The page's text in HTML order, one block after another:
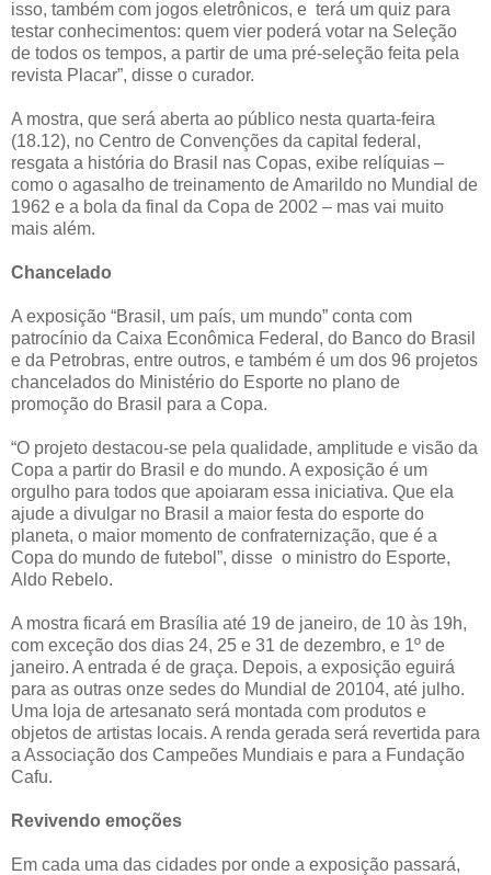
isso, também com jogos eletrônicos, e terá um quiz para
testar conhecimentos: quem vier poderá votar na Seleção
de todos os tempos, a partir de uma pré-seleção feita pela
revista Placar”, disse o curador.
A mostra, que será aberta ao público nesta quarta-feira
(18.12), no Centro de Convenções da capital federal,
resgata a história do Brasil nas Copas, exibe relíquias –
como o agasalho de treinamento de Amarildo no Mundial de
1962 e a bola da final da Copa de 2002 – mas vai muito
mais além.
Chancelado
A exposição “Brasil, um país, um mundo” conta com
patrocínio da Caixa Econômica Federal, do Banco do Brasil
e da Petrobras, entre outros, e também é um dos 96 projetos
chancelados do Ministério do Esporte no plano de
promoção do Brasil para a Copa.
“O projeto destacou-se pela qualidade, amplitude e visão da
Copa a partir do Brasil e do mundo. A exposição é um
orgulho para todos que apoiaram essa iniciativa. Que ela
ajude a divulgar no Brasil a maior festa do esporte do
planeta, o maior momento de confraternização, que é a
Copa do mundo de futebol”, disse o ministro do Esporte,
Aldo Rebelo.
A mostra ficará em Brasília até 19 de janeiro, de 10 às 19h,
com exceção dos dias 24, 25 e 31 de dezembro, e 1º de
janeiro. A entrada é de graça. Depois, a exposição eguirá
para as outras onze sedes do Mundial de 20104, até julho.
Uma loja de artesanato será montada com produtos e
objetos de artistas locais. A renda gerada será revertida para
a Associação dos Campeões Mundiais e para a Fundação
Cafu.
Revivendo emoções
Em cada uma das cidades por onde a exposição passará,